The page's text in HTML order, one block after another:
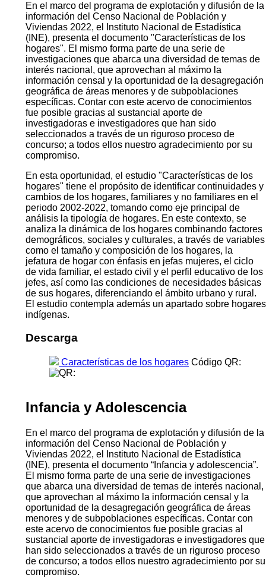
En el marco del programa de explotación y difusión de la
información del Censo Nacional de Población y
Viviendas 2022, el Instituto Nacional de Estadística
(INE), presenta el documento "Características de los
hogares". El mismo forma parte de una serie de
investigaciones que abarca una diversidad de temas de
interés nacional, que aprovechan al máximo la
información censal y la oportunidad de la desagregación
geográfica de áreas menores y de subpoblaciones
específicas. Contar con este acervo de conocimientos
fue posible gracias al sustancial aporte de
investigadoras e investigadores que han sido
seleccionados a través de un riguroso proceso de
concurso; a todos ellos nuestro agradecimiento por su
compromiso.
En esta oportunidad, el estudio "Características de los
hogares" tiene el propósito de identificar continuidades y
cambios de los hogares, familiares y no familiares en el
periodo 2002-2022, tomando como eje principal de
análisis la tipología de hogares. En este contexto, se
analiza la dinámica de los hogares combinando factores
demográficos, sociales y culturales, a través de variables
como el tamaño y composición de los hogares, la
jefatura de hogar con énfasis en jefas mujeres, el ciclo
de vida familiar, el estado civil y el perfil educativo de los
jefes, así como las condiciones de necesidades básicas
de sus hogares, diferenciando el ámbito urbano y rural.
El estudio contempla además un apartado sobre hogares
indígenas.
Descarga
Características de los hogares Código QR:
Infancia y Adolescencia
En el marco del programa de explotación y difusión de la
información del Censo Nacional de Población y
Viviendas 2022, el Instituto Nacional de Estadística
(INE), presenta el documento “Infancia y adolescencia”.
El mismo forma parte de una serie de investigaciones
que abarca una diversidad de temas de interés nacional,
que aprovechan al máximo la información censal y la
oportunidad de la desagregación geográfica de áreas
menores y de subpoblaciones específicas. Contar con
este acervo de conocimientos fue posible gracias al
sustancial aporte de investigadoras e investigadores que
han sido seleccionados a través de un riguroso proceso
de concurso; a todos ellos nuestro agradecimiento por su
compromiso.